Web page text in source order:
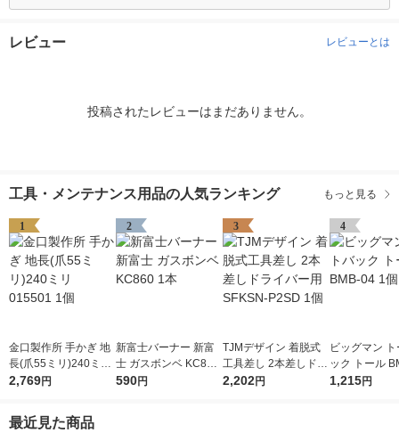
レビュー レビューとは
投稿されたレビューはまだありません。
工具・メンテナンス用品の人気ランキング もっと見る
1
金口製作所 手かぎ 地
長(爪55ミリ)240ミリ
015501 1個
2,769円
2
新富士バーナー 新富
士 ガスボンベ KC860
1本
590円
3
TJMデザイン 着脱式
工具差し 2本差しドラ
イバー用 SFKSN-P2S
2,202円
4
ビッグマン
ック トール
個
1,215円
最近見た商品